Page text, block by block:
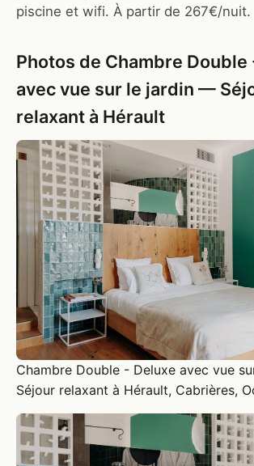
piscine et wifi. À partir de 267€/nuit.
Photos de Chambre Double
avec vue sur le jardin —
relaxant à Hérault
Chambre Double - Deluxe avec vue
Séjour relaxant à Hérault, Cabrières,